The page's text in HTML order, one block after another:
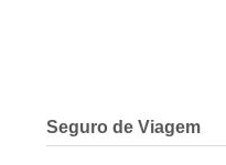
Seguro de Viagem